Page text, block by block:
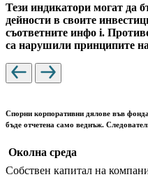
Тези индикатори могат да
дейности в своите
съответните инфо i.
са нарушили принципите
Спорни корпоративни дялове във фонда
бъде отчетена само веднъж.
Околна среда
Собствен капитал на